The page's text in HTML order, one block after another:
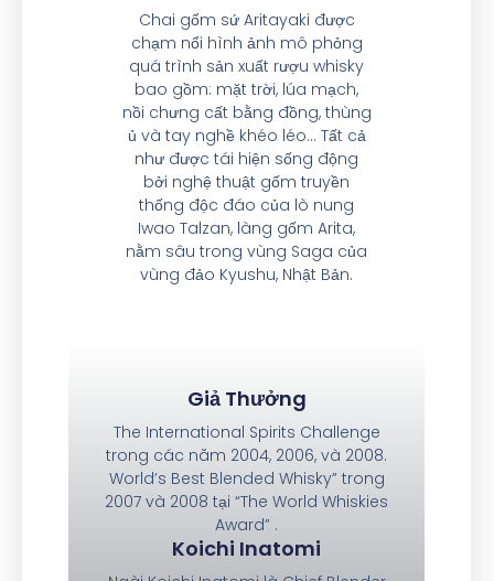
Giả Thưởng
The International Spirits Challenge
trong các năm 2004, 2006, và 2008.
World’s Best Blended Whisky” trong
2007 và 2008 tại “The World Whiskies
Award” .
Koichi Inatomi
Chai gốm sứ Aritayaki được
chạm nổi hình ảnh mô phỏng
quá trình sản xuất rượu whisky
bao gồm: mặt trời, lúa mạch,
nồi chưng cất bằng đồng, thùng
ủ và tay nghề khéo léo… Tất cả
như được tái hiện sống động
bởi nghệ thuật gốm truyền
thống độc đáo của lò nung
Iwao Talzan, làng gốm Arita,
nằm sâu trong vùng Saga của
vùng đảo Kyushu, Nhật Bản.